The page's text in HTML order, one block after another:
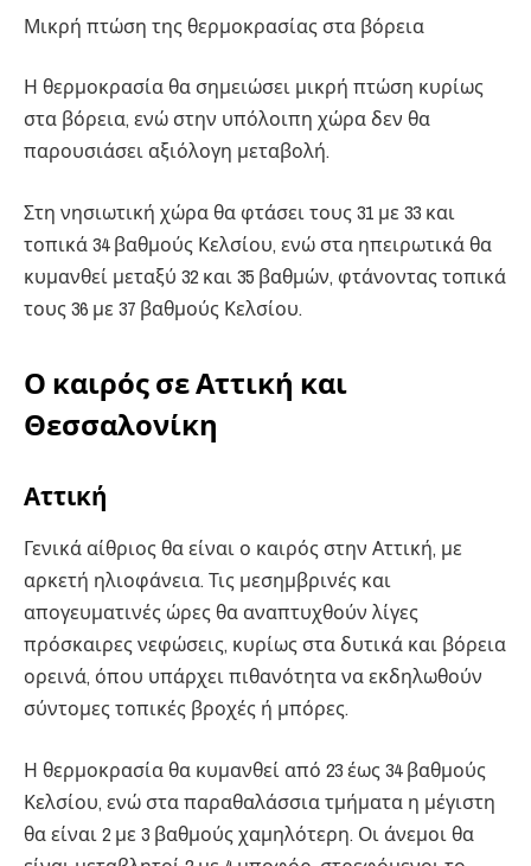
Μικρή πτώση της θερμοκρασίας στα βόρεια
Η θερμοκρασία θα σημειώσει μικρή πτώση κυρίως
στα βόρεια, ενώ στην υπόλοιπη χώρα δεν θα
παρουσιάσει αξιόλογη μεταβολή.
Στη νησιωτική χώρα θα φτάσει τους 31 με 33 και
τοπικά 34 βαθμούς Κελσίου, ενώ στα ηπειρωτικά θα
κυμανθεί μεταξύ 32 και 35 βαθμών, φτάνοντας τοπικά
τους 36 με 37 βαθμούς Κελσίου.
Ο καιρός σε Αττική και
Θεσσαλονίκη
Αττική
Γενικά αίθριος θα είναι ο καιρός στην Αττική, με
αρκετή ηλιοφάνεια. Τις μεσημβρινές και
απογευματινές ώρες θα αναπτυχθούν λίγες
πρόσκαιρες νεφώσεις, κυρίως στα δυτικά και βόρεια
ορεινά, όπου υπάρχει πιθανότητα να εκδηλωθούν
σύντομες τοπικές βροχές ή μπόρες.
Η θερμοκρασία θα κυμανθεί από 23 έως 34 βαθμούς
Κελσίου, ενώ στα παραθαλάσσια τμήματα η μέγιστη
θα είναι 2 με 3 βαθμούς χαμηλότερη. Οι άνεμοι θα